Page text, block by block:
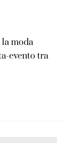
moda
evento tra